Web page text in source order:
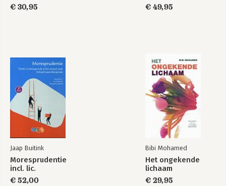
€ 30,95
€ 49,95
Jaap Buitink
Moresprudentie
incl. lic.
€ 52,00
Bibi Mohamed
Het ongekende
lichaam
€ 29,95